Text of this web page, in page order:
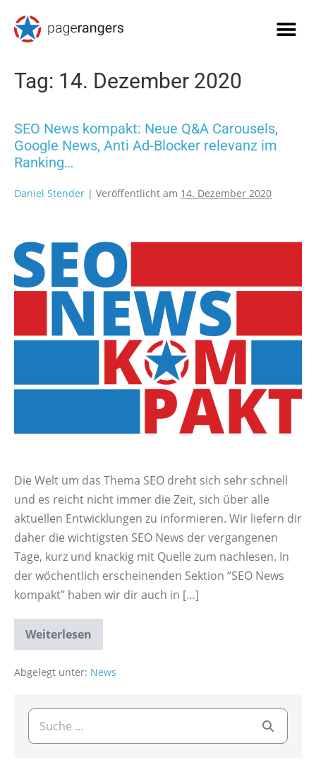
Tag: 14. Dezember 2020
SEO News kompakt: Neue Q&A Carousels,
Google News, Anti Ad-Blocker relevanz im
Ranking…
Daniel Stender | Veröffentlicht am 14. Dezember 2020
Die Welt um das Thema SEO dreht sich sehr schnell
und es reicht nicht immer die Zeit, sich über alle
aktuellen Entwicklungen zu informieren. Wir liefern dir
daher die wichtigsten SEO News der vergangenen
Tage, kurz und knackig mit Quelle zum nachlesen. In
der wöchentlich erscheinenden Sektion “SEO News
kompakt” haben wir dir auch in […]
Weiterlesen
Abgelegt unter: News